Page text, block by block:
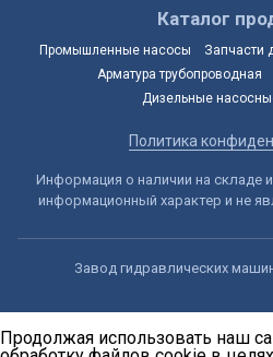
Каталог
Промышленные насосы
Запчасти
Арматура трубопроводная
Дизельные
Политика
Информация о наличии на складе
информационный характер и не
Завод гидравлических
Продолжая использовать наш